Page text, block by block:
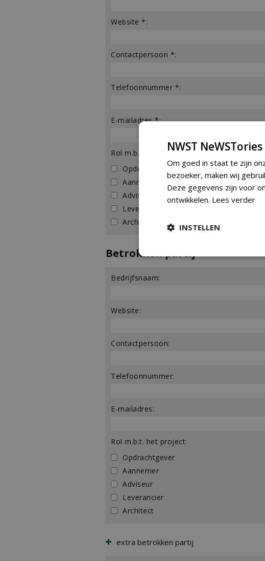
Website *:
Contactpersoon *:
Telefoonnummer *:
E-mailadres *:
Rol m.b.t. het project *:
Opdrachtgever
Aannemer
Adviseur
Leverancier
Architect
Betrokken partij
Bedrijfsnaam:
Website:
Contactpersoon:
Telefoonnummer:
E-mailadres:
Rol m.b.t. het project:
Opdrachtgever
Aannemer
Adviseur
Leverancier
Architect
extra betrokken partij
NWST NeWSTories
Om goed in staat te zijn
bezoeker, maken wij
Deze gegevens zijn voor
ontwikkelen. Lees verder
INSTELLEN